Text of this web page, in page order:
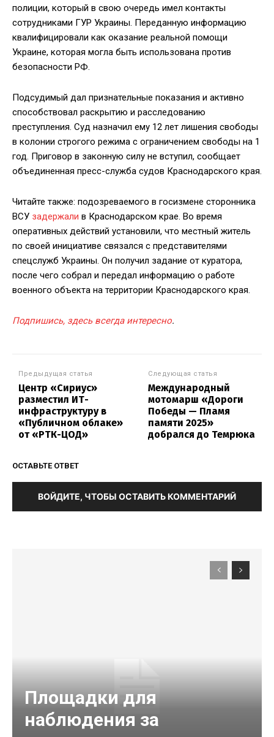
полиции, который в свою очередь имел контакты
сотрудниками ГУР Украины. Переданную информацию
квалифицировали как оказание реальной помощи
Украине, которая могла быть использована против
безопасности РФ.
Подсудимый дал признательные показания и активно
способствовал раскрытию и расследованию
преступления. Суд назначил ему 12 лет лишения свободы
в колонии строгого режима с ограничением свободы на 1
год. Приговор в законную силу не вступил, сообщает
объединенная пресс-служба судов Краснодарского края.
Читайте также: подозреваемого в госизмене сторонника
ВСУ задержали в Краснодарском крае. Во время
оперативных действий установили, что местный житель
по своей инициативе связался с представителями
спецслужб Украины. Он получил задание от куратора,
после чего собрал и передал информацию о работе
военного объекта на территории Краснодарского края.
Подпишись, здесь всегда интересно.
Предыдущая статья
Центр «Сириус»
разместил ИТ-
инфраструктуру в
«Публичном облаке»
от «РТК-ЦОД»
Следующая статья
Международный
мотомарш «Дороги
Победы — Пламя
памяти 2025»
добрался до Темрюка
ОСТАВЬТЕ ОТВЕТ
ВОЙДИТЕ, ЧТОБЫ ОСТАВИТЬ КОММЕНТАРИЙ
Площадки для
наблюдения за